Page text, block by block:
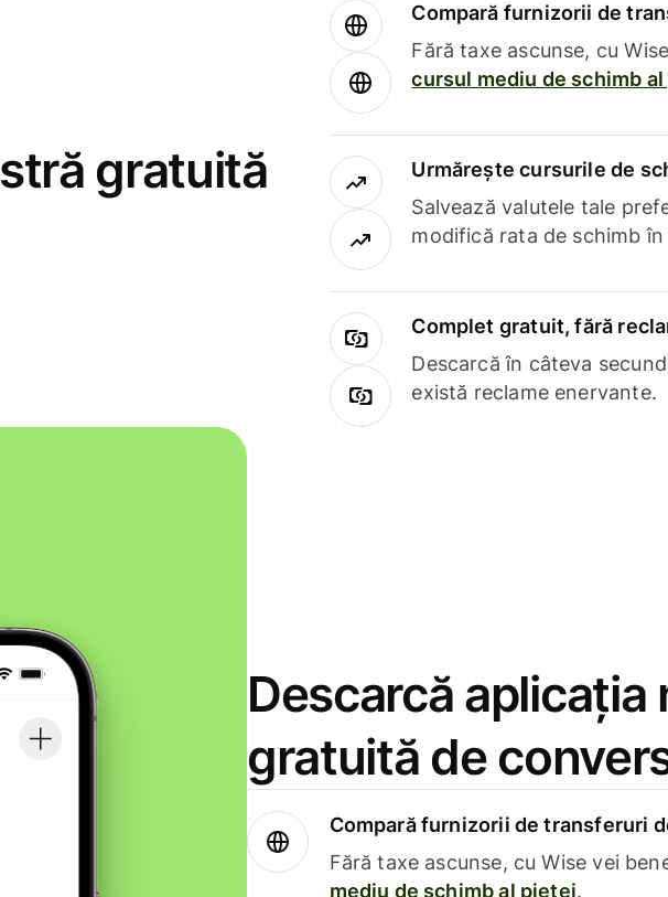
gratuită
Compară furnizorii de
Fără taxe ascunse, cu
cursul mediu de schimb
Urmărește cursurile de
Salvează valutele tale
modifică rata de schimb
Complet gratuit, fără
Descarcă în câteva
există reclame enervante.
Descarcă aplicația
gratuită de
Compară furnizorii de transferuri
Fără taxe ascunse, cu Wise vei
mediu de schimb al pieței.